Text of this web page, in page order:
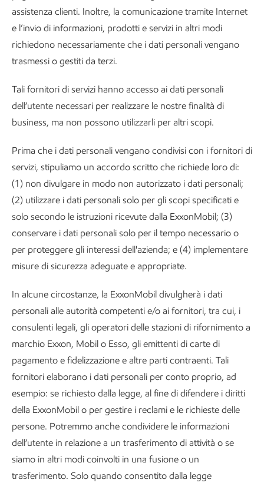
assistenza clienti. Inoltre, la comunicazione tramite Internet
e l’invio di informazioni, prodotti e servizi in altri modi
richiedono necessariamente che i dati personali vengano
trasmessi o gestiti da terzi.
Tali fornitori di servizi hanno accesso ai dati personali
dell’utente necessari per realizzare le nostre finalità di
business, ma non possono utilizzarli per altri scopi.
Prima che i dati personali vengano condivisi con i fornitori di
servizi, stipuliamo un accordo scritto che richiede loro di:
(1) non divulgare in modo non autorizzato i dati personali;
(2) utilizzare i dati personali solo per gli scopi specificati e
solo secondo le istruzioni ricevute dalla ExxonMobil; (3)
conservare i dati personali solo per il tempo necessario o
per proteggere gli interessi dell'azienda; e (4) implementare
misure di sicurezza adeguate e appropriate.
In alcune circostanze, la ExxonMobil divulgherà i dati
personali alle autorità competenti e/o ai fornitori, tra cui, i
consulenti legali, gli operatori delle stazioni di rifornimento a
marchio Exxon, Mobil o Esso, gli emittenti di carte di
pagamento e fidelizzazione e altre parti contraenti. Tali
fornitori elaborano i dati personali per conto proprio, ad
esempio: se richiesto dalla legge, al fine di difendere i diritti
della ExxonMobil o per gestire i reclami e le richieste delle
persone. Potremmo anche condividere le informazioni
dell’utente in relazione a un trasferimento di attività o se
siamo in altri modi coinvolti in una fusione o un
trasferimento. Solo quando consentito dalla legge